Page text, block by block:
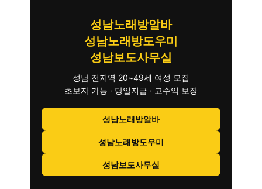
성남노래방알바
성남노래방도우미
성남보도사무실
성남 전지역 20~49세 여성 모집
초보자 가능 · 당일지급 · 고수익 보장
성남노래방알바
성남노래방도우미
성남보도사무실